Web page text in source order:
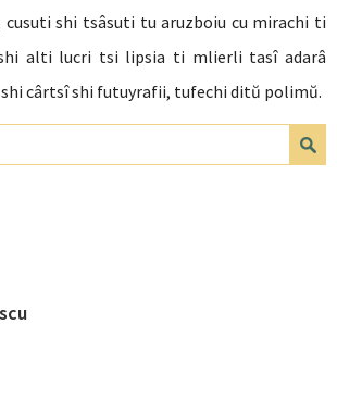
shi tsâsuti tu aruzboiu cu mirachi ti
alti lucri tsi lipsia ti mlierli tasî adarâ
shi cârtsî shi futuyrafii, tufechi ditŭ polimŭ.